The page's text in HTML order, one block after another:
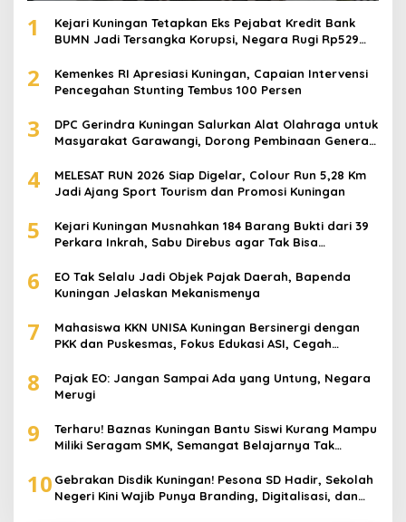
1
Kejari Kuningan Tetapkan Eks Pejabat Kredit Bank
BUMN Jadi Tersangka Korupsi, Negara Rugi Rp529
2
Kemenkes RI Apresiasi Kuningan, Capaian Intervensi
Pencegahan Stunting Tembus 100 Persen
3
DPC Gerindra Kuningan Salurkan Alat Olahraga untuk
Masyarakat Garawangi, Dorong Pembinaan Generasi
4
MELESAT RUN 2026 Siap Digelar, Colour Run 5,28 Km
Jadi Ajang Sport Tourism dan Promosi Kuningan
5
Kejari Kuningan Musnahkan 184 Barang Bukti dari 39
Perkara Inkrah, Sabu Direbus agar Tak Bisa
6
EO Tak Selalu Jadi Objek Pajak Daerah, Bapenda
Kuningan Jelaskan Mekanismenya
7
Mahasiswa KKN UNISA Kuningan Bersinergi dengan
PKK dan Puskesmas, Fokus Edukasi ASI, Cegah
8
Pajak EO: Jangan Sampai Ada yang Untung, Negara
Merugi
9
Terharu! Baznas Kuningan Bantu Siswi Kurang Mampu
Miliki Seragam SMK, Semangat Belajarnya Tak
10 Gebrakan Disdik Kuningan! Pesona SD Hadir, Sekolah
Negeri Kini Wajib Punya Branding, Digitalisasi, dan